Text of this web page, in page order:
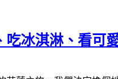
冰淇淋、看可